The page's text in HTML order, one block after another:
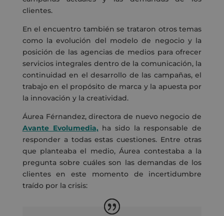
clientes.
En el encuentro también se trataron otros temas
como la evolución del modelo de negocio y la
posición de las agencias de medios para ofrecer
servicios integrales dentro de la comunicación, la
continuidad en el desarrollo de las campañas, el
trabajo en el propósito de marca y la apuesta por
la innovación y la creatividad.
Áurea Férnandez, directora de nuevo negocio de
Avante Evolumedia, ha sido la responsable de
responder a todas estas cuestiones. Entre otras
que planteaba el medio, Áurea contestaba a la
pregunta sobre cuáles son las demandas de los
clientes en este momento de incertidumbre
traído por la crisis: